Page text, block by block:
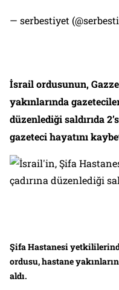
— serbestiyet
İsrail ordusunun,
yakınlarında
düzenlediği saldırıda
gazeteci hayatını
Şifa Hastanesi
ordusu, hastane
aldı.